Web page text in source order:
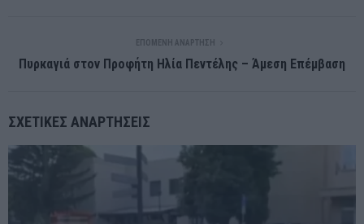
ΕΠΌΜΕΝΗ ΑΝΆΡΤΗΣΗ
Πυρκαγιά στον Προφήτη Ηλία Πεντέλης – Άμεση Επέμβαση
ΣΧΕΤΙΚΈΣ ΑΝΑΡΤΉΣΕΙΣ